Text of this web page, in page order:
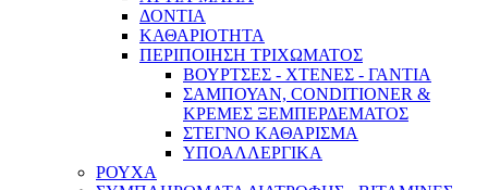
ΔΟΝΤΙΑ
ΚΑΘΑΡΙΟΤΗΤΑ
ΠΕΡΙΠΟΙΗΣΗ ΤΡΙΧΩΜΑΤΟΣ
ΒΟΥΡΤΣΕΣ - ΧΤΕΝΕΣ - ΓΑΝΤΙΑ
ΣΑΜΠΟΥΑΝ, CONDITIONER &
ΚΡΕΜΕΣ ΞΕΜΠΕΡΔΕΜΑΤΟΣ
ΣΤΕΓΝΟ ΚΑΘΑΡΙΣΜΑ
ΥΠΟΑΛΛΕΡΓΙΚΑ
ΡΟΥΧΑ